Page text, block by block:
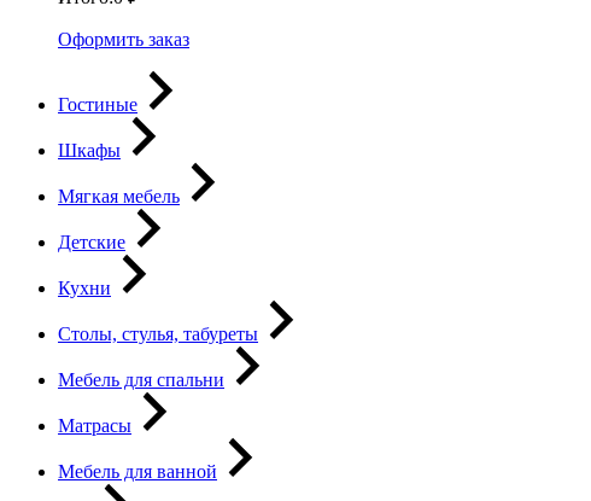
Оформить заказ
Гостиные
Шкафы
Мягкая мебель
Детские
Кухни
Столы, стулья, табуреты
Мебель для спальни
Матрасы
Мебель для ванной